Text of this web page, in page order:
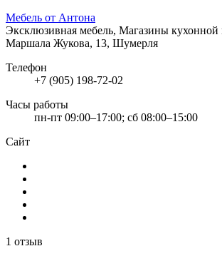
Мебель от Антона
Эксклюзивная мебель, Магазины кухонной
Маршала Жукова, 13, Шумерля
Телефон
+7 (905) 198-72-02
Часы работы
пн-пт 09:00–17:00; сб 08:00–15:00
Сайт
1 отзыв